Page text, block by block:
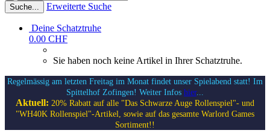
Suche... Erweiterte Suche
Deine Schatztruhe
0.00 CHF
Sie haben noch keine Artikel in Ihrer Schatztruhe.
Regelmässig am letzten Freitag im Monat findet unser Spielabend statt! Im
Spittelhof Zofingen! Weiter Infos hier...
Aktuell: 20% Rabatt auf alle "Das Schwarze Auge Rollenspiel"- und
"WH40K Rollenspiel"-Artikel, sowie auf das gesamte Warlord Games
Sortiment!!